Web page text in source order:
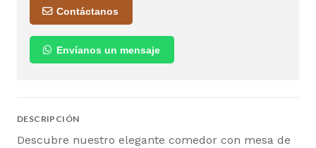
Contáctanos
Envíanos un mensaje
DESCRIPCIÓN
Descubre nuestro elegante comedor con mesa de